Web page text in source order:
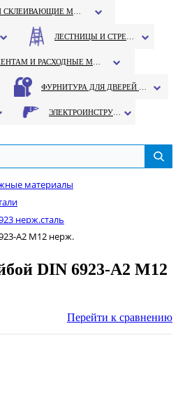
материалы
нерж.сталь
А2 М12 нерж.
DIN 6923-А2 М12
Перейти к сравнению